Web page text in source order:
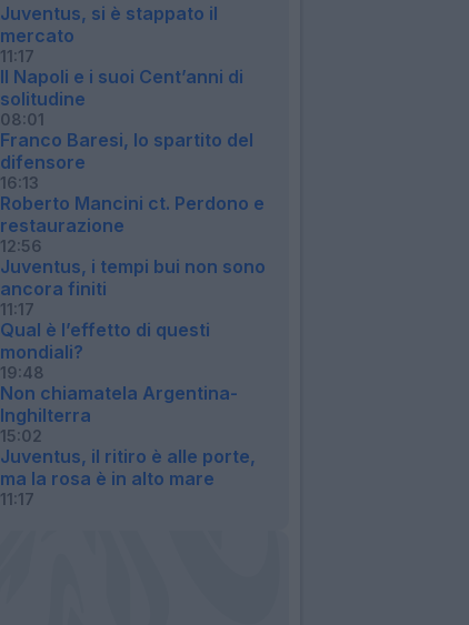
Juventus, si è stappato il
mercato
11:17
Il Napoli e i suoi Cent’anni di
solitudine
08:01
Franco Baresi, lo spartito del
difensore
16:13
Roberto Mancini ct. Perdono e
restaurazione
12:56
Juventus, i tempi bui non sono
ancora finiti
11:17
Qual è l’effetto di questi
mondiali?
19:48
Non chiamatela Argentina-
Inghilterra
15:02
Juventus, il ritiro è alle porte,
ma la rosa è in alto mare
11:17